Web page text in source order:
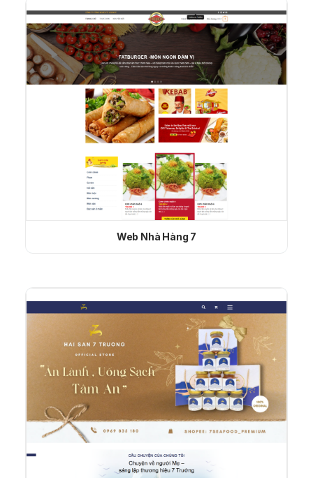
Web Nhà Hàng 7